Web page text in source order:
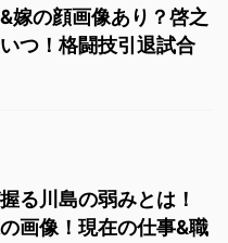
嫁の顔画像あり？啓之
つ！格闘技引退試合
る川島の弱みとは！
画像！現在の仕事&職